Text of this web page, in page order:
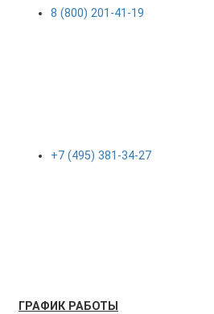
8 (800) 201-41-19
+7 (495) 381-34-27
ГРАФИК РАБОТЫ